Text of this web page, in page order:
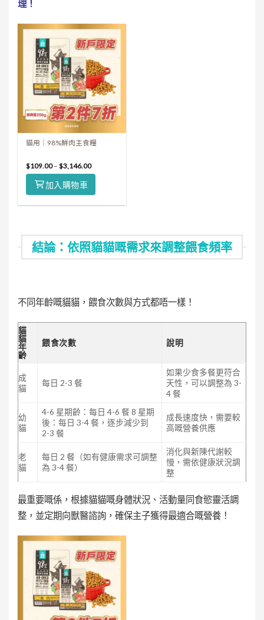
理！
貓用｜98%鮮肉主食糧
$109.00–$3,146.00
加入購物車
結論：依照貓貓嘅需求來調整餵食頻率
不同年齡嘅貓貓，餵食次數與方式都唔一樣！
貓
貓
年
齡
餵食次數 說明
成
貓
每日 2-3 餐
如果少食多餐更符合
天性，可以調整為 3-
4 餐
幼
貓
4-6 星期齡：每日 4-6 餐 8 星期
後：每日 3-4 餐，逐步減少到
2-3 餐
成長速度快，需要較
高嘅營養供應
老
貓
每日 2 餐（如有健康需求可調整
為 3-4 餐）
消化與新陳代謝較
慢，需依健康狀況調
整
最重要嘅係，根據貓貓嘅身體狀況、活動量同食慾靈活調
整，並定期向獸醫諮詢，確保主子獲得最適合嘅營養！